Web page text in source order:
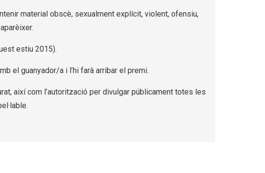
material obscè, sexualment explícit, violent, ofensiu,
estiu 2015).
el guanyador/a i l’hi farà arribar el premi.
així com l’autorització per divulgar públicament totes les